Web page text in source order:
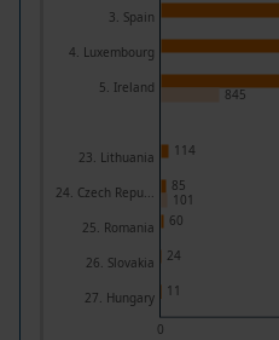
0
3. Spain
4. Luxembourg
5. Ireland
23. Lithuania
24. Czech Repu...
25. Romania
26. Slovakia
27. Hungary
114
85
60
24
11
845
101